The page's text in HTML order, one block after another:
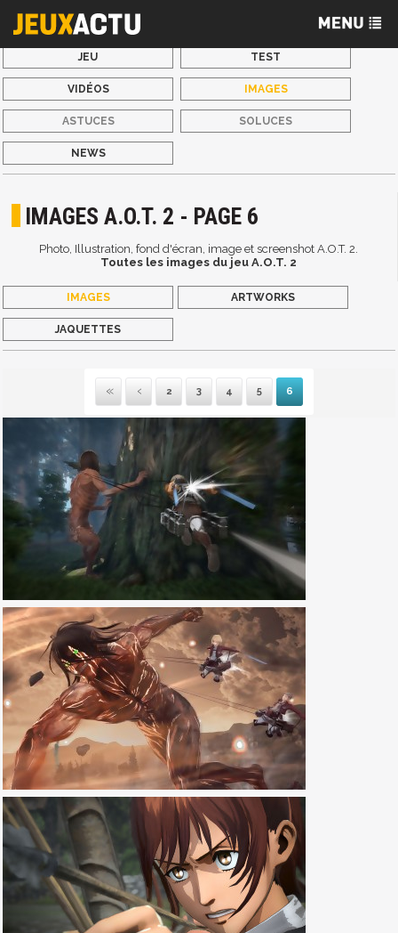
JEU TEST
VIDÉOS IMAGES
ASTUCES SOLUCES
NEWS
IMAGES A.O.T. 2 - PAGE 6
Photo, Illustration, fond d'écran, image et screenshot A.O.T. 2.
Toutes les images du jeu A.O.T. 2
IMAGES ARTWORKS
JAQUETTES
Première
Précédente
2 3 4 5 6